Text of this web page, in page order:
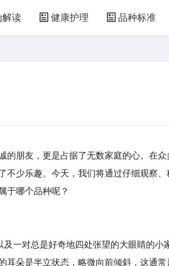
解读 健康护理 品种标准
的朋友，更是占据了无数家庭的心。在众
不少乐趣。今天，我们将通过仔细观察、
于哪个品种呢？
一对总是好奇地四处张望的大眼睛的小
耳朵是半立状态，略微向前倾斜，这通常